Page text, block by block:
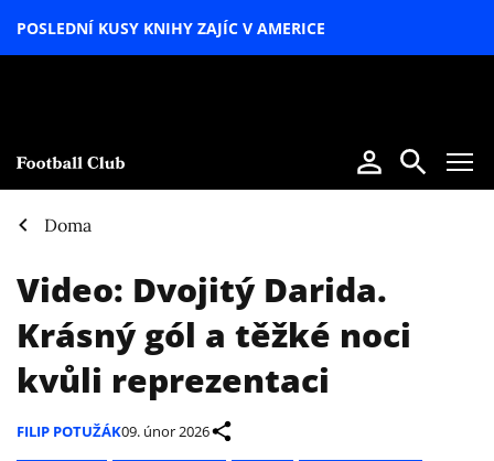
POSLEDNÍ KUSY KNIHY ZAJÍC V AMERICE
Doma
Video: Dvojitý Darida.
Krásný gól a těžké noci
kvůli reprezentaci
FILIP POTUŽÁK09. únor 2026